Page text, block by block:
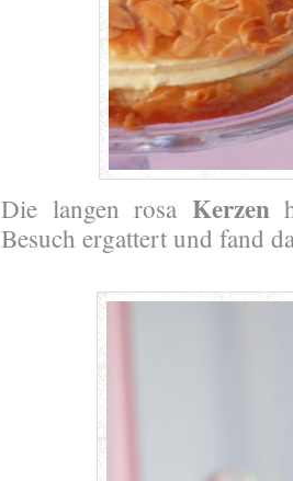
Die langen rosa Kerzen
Besuch ergattert und fand